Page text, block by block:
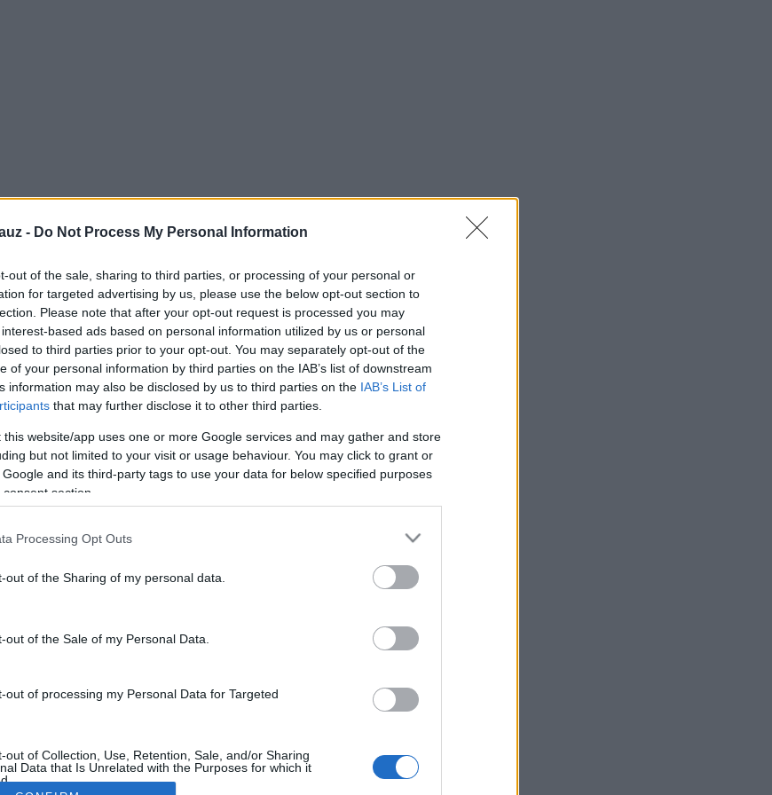
- Do Not Process My Personal Information
out of the sale, sharing to third parties, or processing of your personal or
for targeted advertising by us, please use the below opt-out section to
Please note that after your opt-out request is processed you may
based ads based on personal information utilized by us or personal
to third parties prior to your opt-out. You may separately opt-out of the
of your personal information by third parties on the IAB’s list of downstream
information may also be disclosed by us to third parties on the IAB’s List of
that may further disclose it to other third parties.
this website/app uses one or more Google services and may gather and store
but not limited to your visit or usage behaviour. You may click to grant or
and its third-party tags to use your data for below specified purposes
section.
Processing Opt Outs
out of the Sharing of my personal data.
out of the Sale of my Personal Data.
out of processing my Personal Data for Targeted
out of Collection, Use, Retention, Sale, and/or Sharing
Data that Is Unrelated with the Purposes for which it